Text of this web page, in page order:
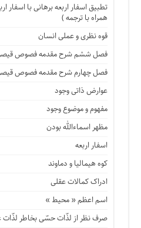
تطبیق اسفار اربعه برهانی با اسفار
همراه با ترجمه )
قوه نظری و عملی انسان
فصل ششم شرح مقدمه فصوص
فصل چهارم شرح مقدمه فصوص
عوارض ذاتی وجود
مفهوم و موضوع وجود
مظهر اسماءالله بودن
اسفار اربعه
کوه هیمالیا و دماوند
ادراک کمالات عقلی
اسم اعظم « محیط »
صرف نظر از لذّات حسّی بخاطر لذّات